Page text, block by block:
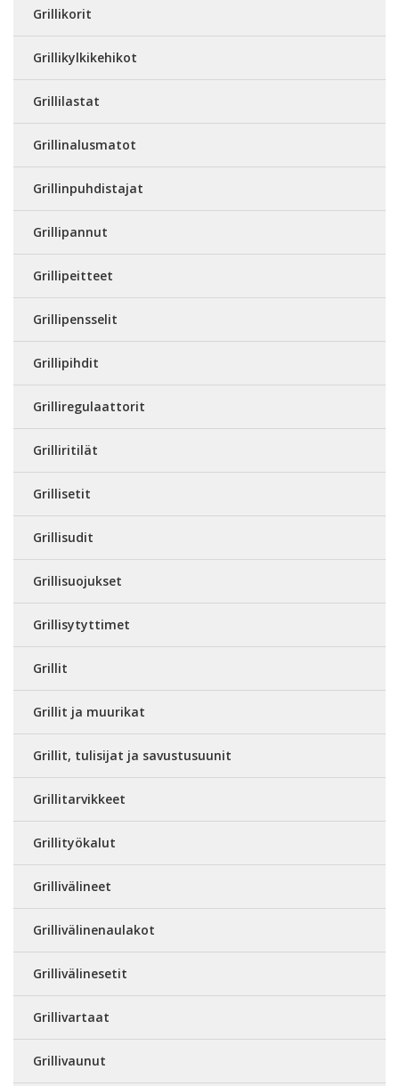
Grillikorit
Grillikylkikehikot
Grillilastat
Grillinalusmatot
Grillinpuhdistajat
Grillipannut
Grillipeitteet
Grillipensselit
Grillipihdit
Grilliregulaattorit
Grilliritilät
Grillisetit
Grillisudit
Grillisuojukset
Grillisytyttimet
Grillit
Grillit ja muurikat
Grillit, tulisijat ja savustusuunit
Grillitarvikkeet
Grillityökalut
Grillivälineet
Grillivälinenaulakot
Grillivälinesetit
Grillivartaat
Grillivaunut